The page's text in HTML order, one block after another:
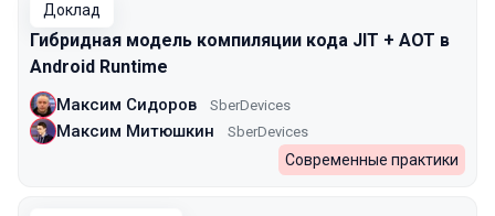
Доклад
Гибридная модель компиляции кода JIT + AOT в
Android Runtime
Максим Сидоров SberDevices
Максим Митюшкин SberDevices
Современные практики